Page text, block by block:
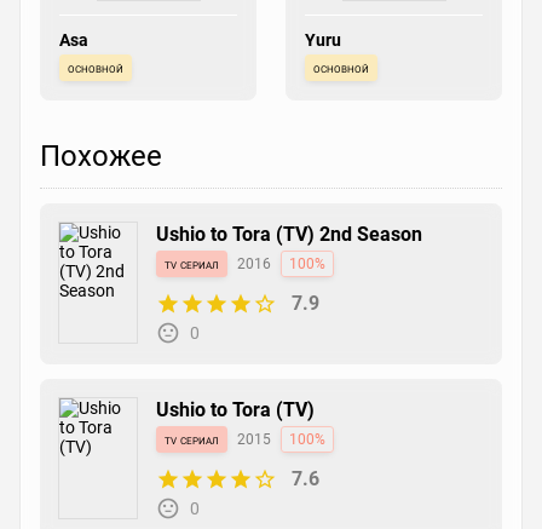
Asa
основной
Yuru
основной
Похожее
Ushio to Tora (TV) 2nd Season
tv сериал 2016 100%
7.9
0
Ushio to Tora (TV)
tv сериал 2015 100%
7.6
0